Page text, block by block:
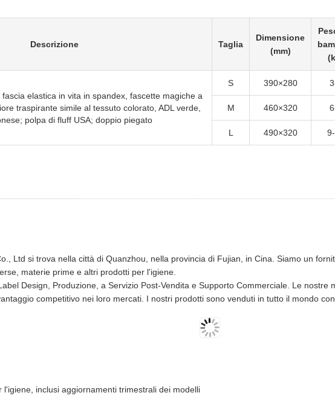
Descrizione Taglia
Dimensione
(mm)
elastica in vita in spandex, fascette magiche a
traspirante simile al tessuto colorato, ADL verde,
polpa di fluff USA; doppio piegato
S 390×280
M 460×320
L 490×320